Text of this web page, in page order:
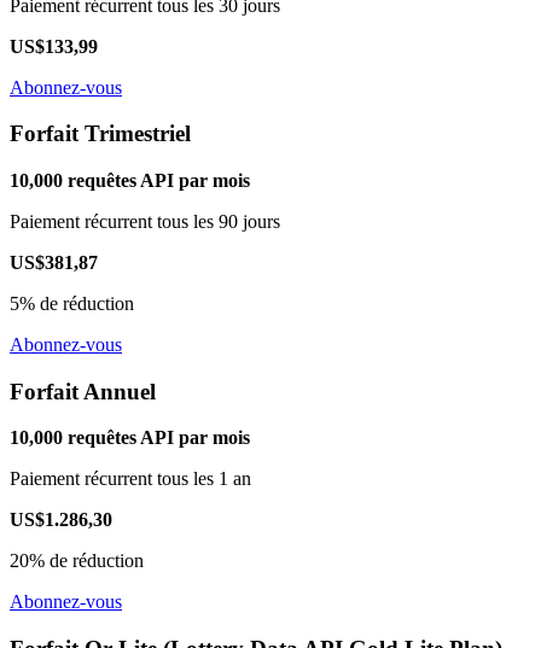
Paiement récurrent tous les 30 jours
US$133,99
Abonnez-vous
Forfait Trimestriel
10,000 requêtes API par mois
Paiement récurrent tous les 90 jours
US$381,87
5% de réduction
Abonnez-vous
Forfait Annuel
10,000 requêtes API par mois
Paiement récurrent tous les 1 an
US$1.286,30
20% de réduction
Abonnez-vous